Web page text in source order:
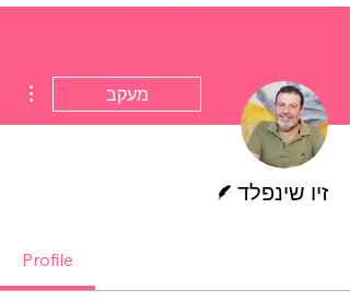
מעקב
זיו שינפלד
Profile